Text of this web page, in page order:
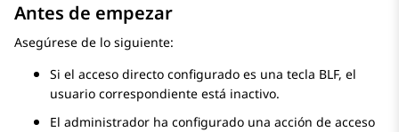
Antes de empezar
Asegúrese de lo siguiente:
Si el acceso directo configurado es una tecla BLF, el
usuario correspondiente está inactivo.
El administrador ha configurado una acción de acceso